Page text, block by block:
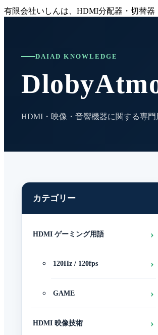
有限会社いしんは、HDMI分配器・切替
DAIAD KNOWLEDGE
HDMI・映像・音響機器に関する専
カテゴリー
HDMI ゲーミング用語
120Hz / 120fps
GAME
HDMI 映像技術